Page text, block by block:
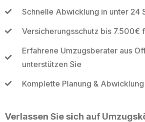
Schnelle Abwicklung in unter 24
Versicherungsschutz bis 7.500€
Erfahrene Umzugsberater aus
unterstützen Sie
Komplette Planung &
Verlassen Sie sich auf